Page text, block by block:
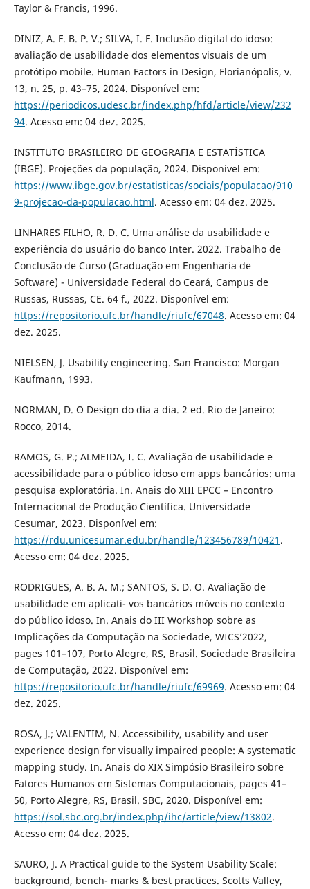
Taylor & Francis, 1996.
DINIZ, A. F. B. P. V.; SILVA, I. F. Inclusão digital do idoso:
avaliação de usabilidade dos elementos visuais de um
protótipo mobile. Human Factors in Design, Florianópolis, v.
13, n. 25, p. 43–75, 2024. Disponível em:
https://periodicos.udesc.br/index.php/hfd/article/view/232
94. Acesso em: 04 dez. 2025.
INSTITUTO BRASILEIRO DE GEOGRAFIA E ESTATÍSTICA
(IBGE). Projeções da população, 2024. Disponível em:
https://www.ibge.gov.br/estatisticas/sociais/populacao/910
9-projecao-da-populacao.html. Acesso em: 04 dez. 2025.
LINHARES FILHO, R. D. C. Uma análise da usabilidade e
experiência do usuário do banco Inter. 2022. Trabalho de
Conclusão de Curso (Graduação em Engenharia de
Software) - Universidade Federal do Ceará, Campus de
Russas, Russas, CE. 64 f., 2022. Disponível em:
https://repositorio.ufc.br/handle/riufc/67048. Acesso em: 04
dez. 2025.
NIELSEN, J. Usability engineering. San Francisco: Morgan
Kaufmann, 1993.
NORMAN, D. O Design do dia a dia. 2 ed. Rio de Janeiro:
Rocco, 2014.
RAMOS, G. P.; ALMEIDA, I. C. Avaliação de usabilidade e
acessibilidade para o público idoso em apps bancários: uma
pesquisa exploratória. In. Anais do XIII EPCC – Encontro
Internacional de Produção Científica. Universidade
Cesumar, 2023. Disponível em:
https://rdu.unicesumar.edu.br/handle/123456789/10421 .
Acesso em: 04 dez. 2025.
RODRIGUES, A. B. A. M.; SANTOS, S. D. O. Avaliação de
usabilidade em aplicati- vos bancários móveis no contexto
do público idoso. In. Anais do III Workshop sobre as
Implicações da Computação na Sociedade, WICS’2022,
pages 101–107, Porto Alegre, RS, Brasil. Sociedade Brasileira
de Computação, 2022. Disponível em:
https://repositorio.ufc.br/handle/riufc/69969. Acesso em: 04
dez. 2025.
ROSA, J.; VALENTIM, N. Accessibility, usability and user
experience design for visually impaired people: A systematic
mapping study. In. Anais do XIX Simpósio Brasileiro sobre
Fatores Humanos em Sistemas Computacionais, pages 41–
50, Porto Alegre, RS, Brasil. SBC, 2020. Disponível em:
https://sol.sbc.org.br/index.php/ihc/article/view/13802.
Acesso em: 04 dez. 2025.
SAURO, J. A Practical guide to the System Usability Scale:
background, bench- marks & best practices. Scotts Valley,